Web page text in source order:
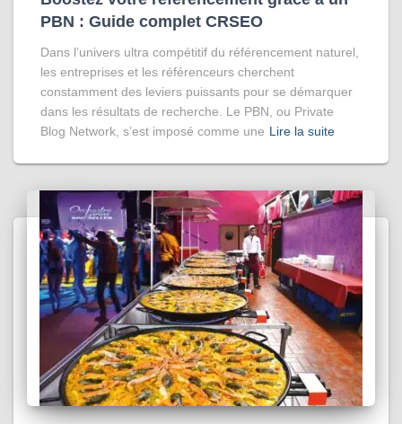
PBN : Guide complet CRSEO
Dans l’univers ultra compétitif du référencement naturel,
les entreprises et les référenceurs cherchent
constamment des leviers puissants pour se démarquer
dans les résultats de recherche. Le PBN, ou Private
Blog Network, s’est imposé comme une Lire la suite